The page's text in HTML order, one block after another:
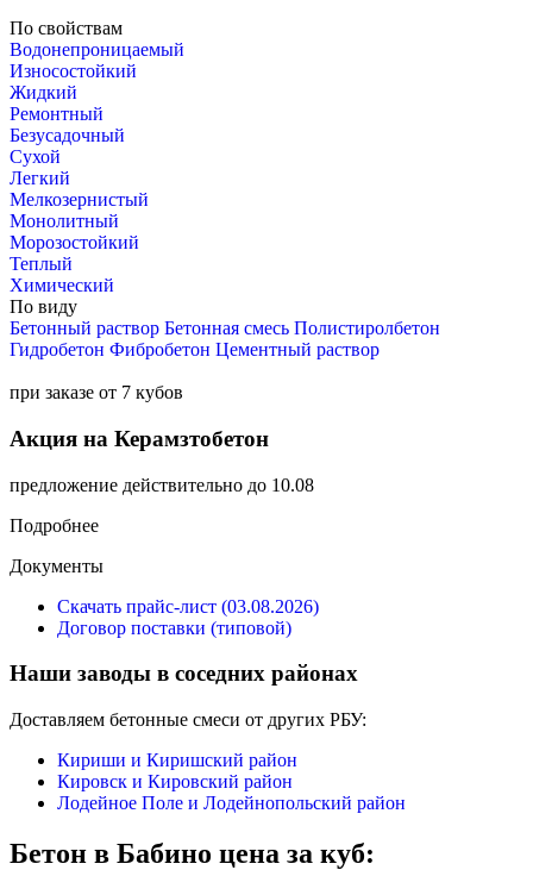
По свойствам
Водонепроницаемый
Износостойкий
Жидкий
Ремонтный
Безусадочный
Сухой
Легкий
Мелкозернистый
Монолитный
Морозостойкий
Теплый
Химический
По виду
Бетонный раствор Бетонная смесь Полистиролбетон
Гидробетон Фибробетон Цементный раствор
при заказе от 7 кубов
Акция на Керамзтобетон
предложение действительно до 10.08
Подробнее
Документы
Скачать прайс-лист (03.08.2026)
Договор поставки (типовой)
Наши заводы в соседних районах
Доставляем бетонные смеси от других РБУ:
Кириши и Киришский район
Кировск и Кировский район
Лодейное Поле и Лодейнопольский район
Бетон в Бабино цена за куб: